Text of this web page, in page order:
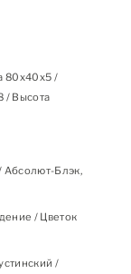
80х40х5 /
/ Высота
Абсолют-Блэк,
/ Цветок
/